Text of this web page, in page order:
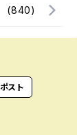
(840)
ポスト